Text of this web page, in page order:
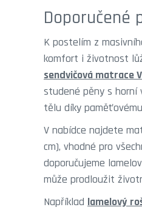
Doporučené
K postelím z
komfort i životnost
sendvičová matrace
studené pěny s horní
tělu díky
V nabídce najdete
cm), vhodné pro
doporučujeme
může prodloužit
Například lamelový